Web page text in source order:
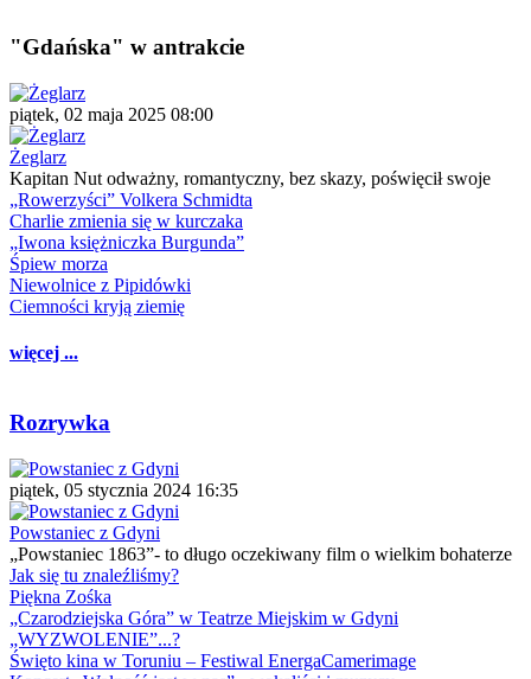
"Gdańska" w antrakcie
piątek, 02 maja 2025 08:00
Żeglarz
Kapitan Nut odważny, romantyczny, bez skazy, poświęcił swoje
„Rowerzyści” Volkera Schmidta
Charlie zmienia się w kurczaka
„Iwona księżniczka Burgunda”
Śpiew morza
Niewolnice z Pipidówki
Ciemności kryją ziemię
więcej ...
Rozrywka
piątek, 05 stycznia 2024 16:35
Powstaniec z Gdyni
„Powstaniec 1863”- to długo oczekiwany film o wielkim bohaterze
Jak się tu znaleźliśmy?
Piękna Zośka
„Czarodziejska Góra” w Teatrze Miejskim w Gdyni
„WYZWOLENIE”...?
Święto kina w Toruniu – Festiwal EnergaCamerimage